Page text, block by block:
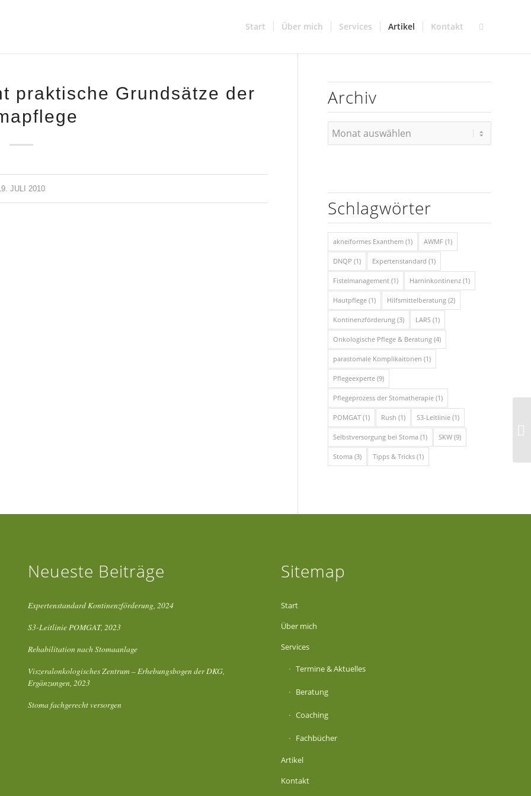
Start Über mich Services Artikel Kontakt
praktische Grundsätze der
JULI 2010
Archiv
Schlagwörter
akneiformes Exanthem (1) AWMF (1)
DNQP (1) Expertenstandard (1)
Fistelmanagement (1) Harninkontinenz (1)
Hautpflege (1) Hilfsmittelberatung (2)
Kontinenzförderung (3) LARS (1)
Onkologische Pflege & Beratung (4)
parastomale Komplikaitonen (1)
Pflegeexperte (9)
Pflegeprozess der Stomatherapie (1)
POMGAT (1) Rush (1) S3-Leitlinie (1)
Selbstversorgung bei Stoma (1) SKW (9)
Stoma (3) Tipps & Tricks (1)
Neueste Beiträge
Expertenstandard Kontinenzförderung, 2024
S3-Leitlinie POMGAT, 2023
Rehabilitation nach Stomaanlage
Viszeralonkologisches Zentrum – Erhebungsbogen der DKG,
Ergänzungen, 2023
Stoma fachgerecht versorgen
Sitemap
Start
Über mich
Services
Termine & Aktuelles
Beratung
Coaching
Fachbücher
Artikel
Kontakt